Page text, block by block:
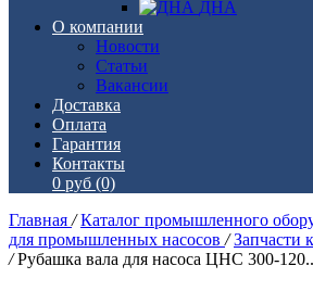
ДНА
О компании
Новости
Статьи
Вакансии
Доставка
Оплата
Гарантия
Контакты
0 руб (0)
Главная / Каталог промышленного
для промышленных насосов / Запчасти
/ Рубашка вала для насоса ЦНС 300-